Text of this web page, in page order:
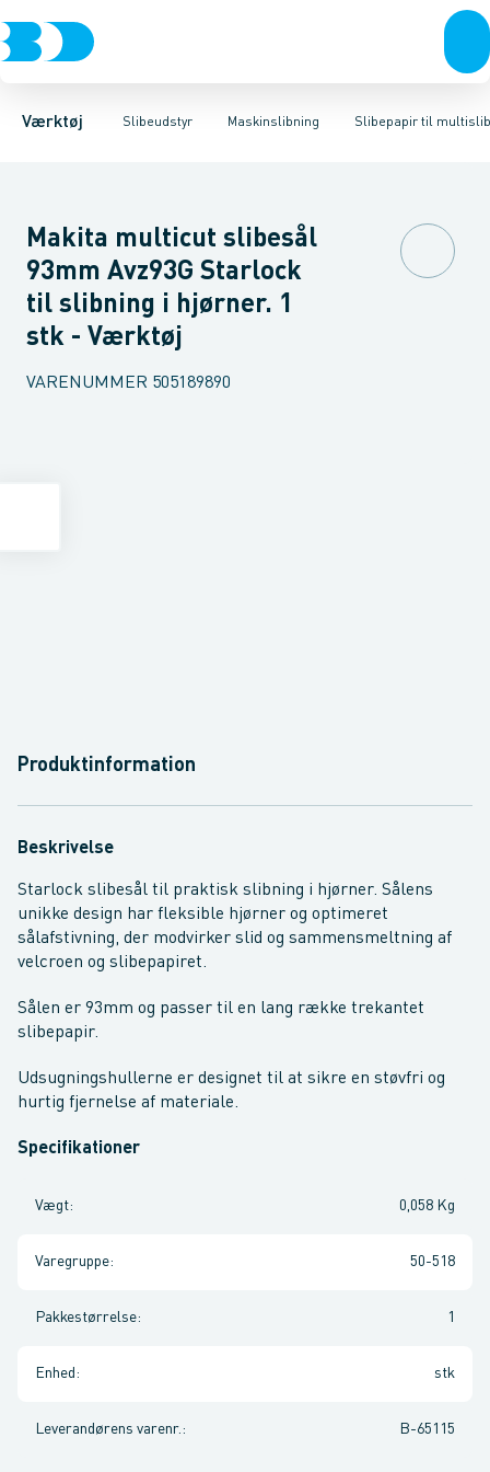
Værktøj Slibeudstyr
Akku- & elværktøjHåndværktøjRørværktøj Bits & toppeBor
Maskinslibning
MaskinslibningRondeller Slibevifter, Ringe & Kopper
Slibepapir til
Slibepapir til båndpudser Slibepapir til excentersliber
Makita multicut slibesål
93mm Avz93G Starlock
til slibning i hjørner. 1
stk - Værktøj
VARENUMMER 505189890
Produktinformation
Beskrivelse
Starlock slibesål til praktisk slibning i hjørner. Sålens
unikke design har fleksible hjørner og optimeret
sålafstivning, der modvirker slid og sammensmeltning af
velcroen og slibepapiret.
Sålen er 93mm og passer til en lang række trekantet
slibepapir.
Udsugningshullerne er designet til at sikre en støvfri og
hurtig fjernelse af materiale.
Specifikationer
Vægt: 0,058 Kg
Varegruppe: 50-518
Pakkestørrelse: 1
Enhed : stk
Leverandørens varenr. : B-65115